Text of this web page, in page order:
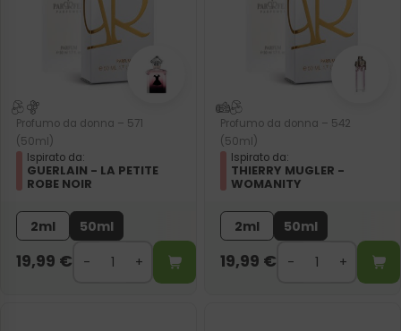
Profumo da donna – 571
(50ml)
Ispirato da:
GUERLAIN - LA PETITE
ROBE NOIR
2ml 50ml
19,99 €
Profumo da donna – 542
(50ml)
Ispirato da:
THIERRY MUGLER -
WOMANITY
2ml 50ml
19,99 €